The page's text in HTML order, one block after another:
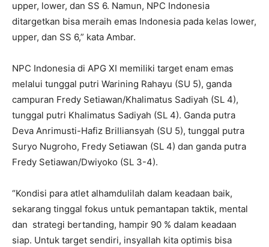
upper, lower, dan SS 6. Namun, NPC Indonesia
ditargetkan bisa meraih emas Indonesia pada kelas lower,
upper, dan SS 6,” kata Ambar.
NPC Indonesia di APG XI memiliki target enam emas
melalui tunggal putri Warining Rahayu (SU 5), ganda
campuran Fredy Setiawan/Khalimatus Sadiyah (SL 4),
tunggal putri Khalimatus Sadiyah (SL 4). Ganda putra
Deva Anrimusti-Hafiz Brilliansyah (SU 5), tunggal putra
Suryo Nugroho, Fredy Setiawan (SL 4) dan ganda putra
Fredy Setiawan/Dwiyoko (SL 3-4).
“Kondisi para atlet alhamdulilah dalam keadaan baik,
sekarang tinggal fokus untuk pemantapan taktik, mental
dan strategi bertanding, hampir 90 % dalam keadaan
siap. Untuk target sendiri, insyallah kita optimis bisa